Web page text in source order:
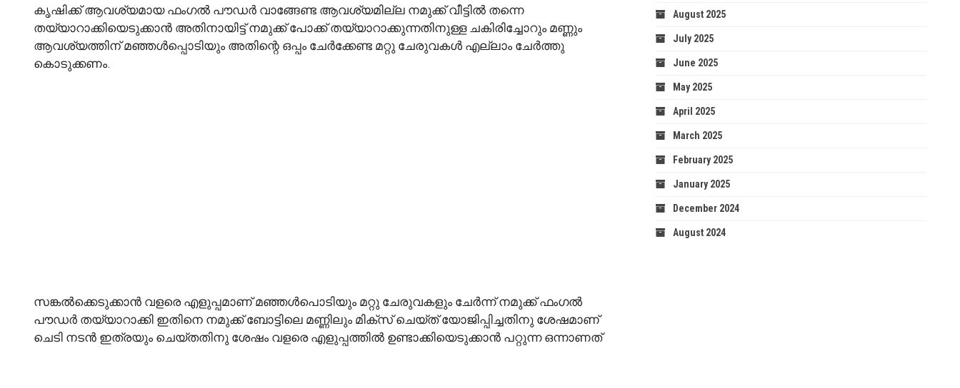
കൃഷിക്ക് ആവശ്യമായ ഫംഗൽ പൗഡർ വാങ്ങേണ്ട ആവശ്യമില്ല നമുക്ക് വീട്ടിൽ തന്നെ
തയ്യാറാക്കിയെടുക്കാൻ അതിനായിട്ട് നമുക്ക് പോക്ക് തയ്യാറാക്കുന്നതിനുള്ള ചകിരിച്ചോറും മണ്ണും
ആവശ്യത്തിന് മഞ്ഞൾപ്പൊടിയും അതിന്റെ ഒപ്പം ചേർക്കേണ്ട മറ്റു ചേരുവകൾ എല്ലാം ചേർത്തു
കൊടുക്കണം.
സങ്കൽക്കെടുക്കാൻ വളരെ എളുപ്പമാണ് മഞ്ഞൾപൊടിയും മറ്റു ചേരുവകളും ചേർന്ന് നമുക്ക് ഫംഗൽ
പൗഡർ തയ്യാറാക്കി ഇതിനെ നമുക്ക് ബോട്ടിലെ മണ്ണിലും മിക്സ് ചെയ്ത് യോജിപ്പിച്ചതിനു ശേഷമാണ്
ചെടി നടൻ ഇത്രയും ചെയ്തതിനു ശേഷം വളരെ എളുപ്പത്തിൽ ഉണ്ടാക്കിയെടുക്കാൻ പറ്റുന്ന ഒന്നാണത്
August 2025
July 2025
June 2025
May 2025
April 2025
March 2025
February 2025
January 2025
December 2024
August 2024